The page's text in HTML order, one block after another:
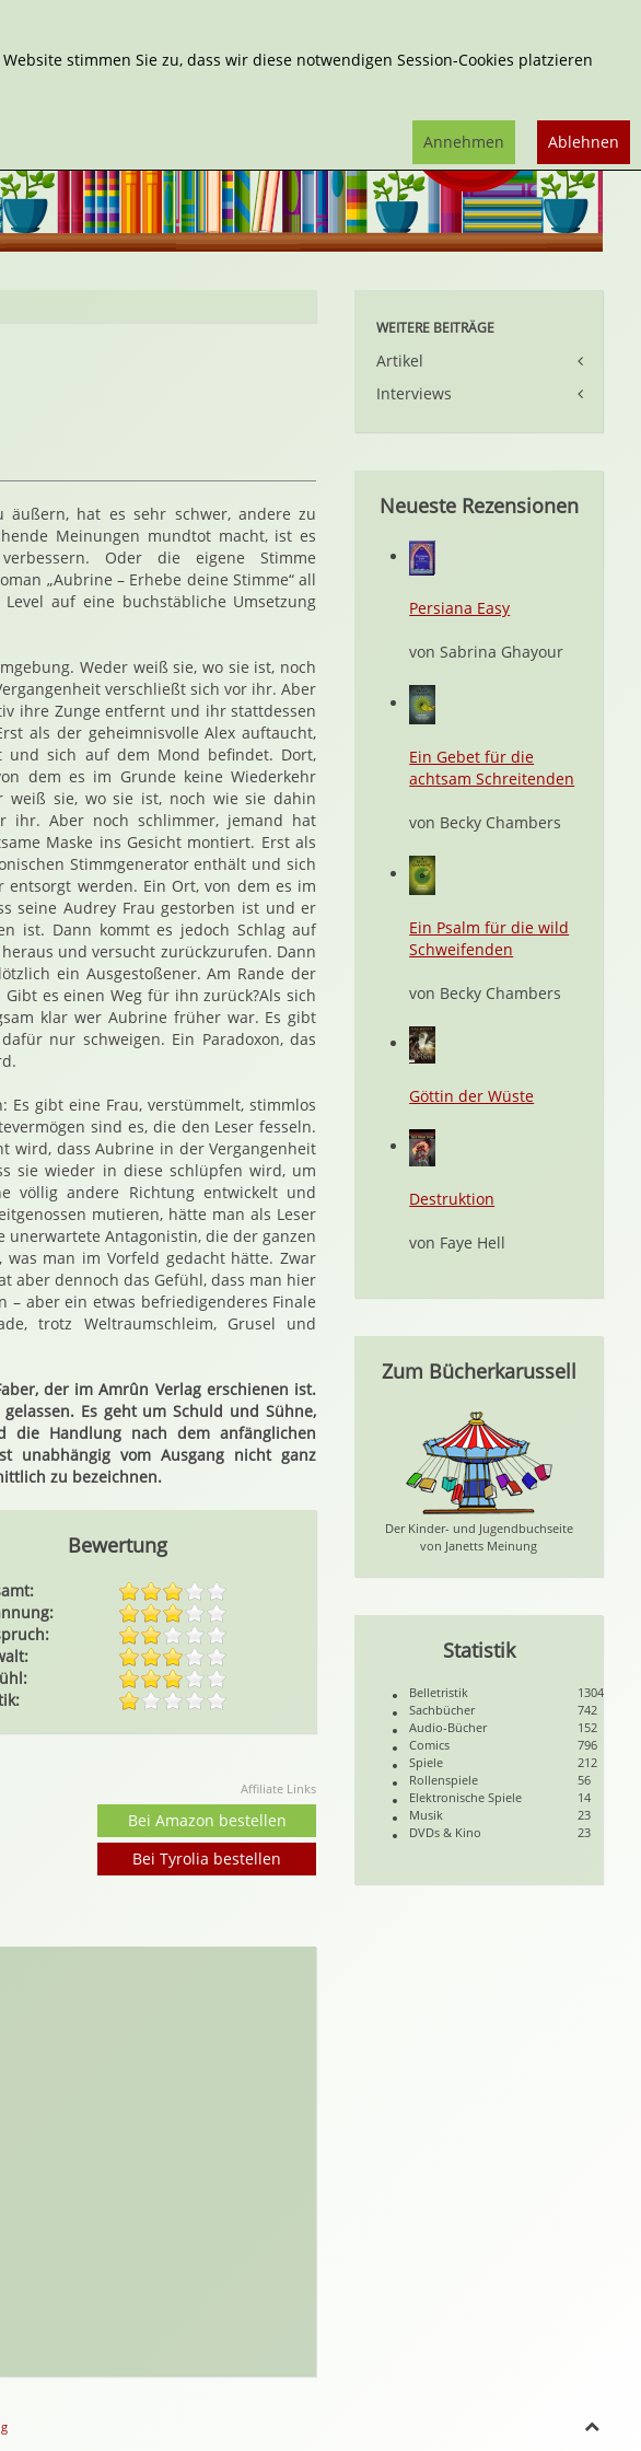
hat es sehr schwer, andere zu
Meinungen mundtot macht, ist es
Oder die eigene Stimme
„Aubrine – Erhebe deine Stimme“ all
auf eine buchstäbliche Umsetzung
Weder weiß sie, wo sie ist, noch
verschließt sich vor ihr. Aber
ihre Zunge entfernt und ihr stattdessen
als der geheimnisvolle Alex auftaucht,
und sich auf dem Mond befindet. Dort,
dem es im Grunde keine Wiederkehr
weiß sie, wo sie ist, noch wie sie dahin
ihr. Aber noch schlimmer, jemand hat
Maske ins Gesicht montiert. Erst als
Stimmgenerator enthält und sich
werden. Ein Ort, von dem es im
seine Audrey Frau gestorben ist und er
ist. Dann kommt es jedoch Schlag auf
und versucht zurückzurufen. Dann
ein Ausgestoßener. Am Rande der
es einen Weg für ihn zurück?Als sich
klar wer Aubrine früher war. Es gibt
nur schweigen. Ein Paradoxon, das
Es gibt eine Frau, verstümmelt, stimmlos
sind es, die den Leser fesseln.
wird, dass Aubrine in der Vergangenheit
sie wieder in diese schlüpfen wird, um
völlig andere Richtung entwickelt und
mutieren, hätte man als Leser
unerwartete Antagonistin, die der ganzen
man im Vorfeld gedacht hätte. Zwar
aber dennoch das Gefühl, dass man hier
aber ein etwas befriedigenderes Finale
trotz Weltraumschleim, Grusel und
der im Amrûn Verlag erschienen ist.
Es geht um Schuld und Sühne,
die Handlung nach dem anfänglichen
unabhängig vom Ausgang nicht ganz
zu bezeichnen.
Bewertung
Affiliate Links
Bei Amazon bestellen
Bei Tyrolia bestellen
WEITERE BEITRÄGE
Artikel
Interviews
Neueste Rezensionen
Persiana Easy
von Sabrina Ghayour
Ein Gebet für die
achtsam Schreitenden
von Becky Chambers
Ein Psalm für die wild
Schweifenden
von Becky Chambers
Göttin der Wüste
Destruktion
von Faye Hell
Zum Bücherkarussell
Der Kinder- und Jugendbuchseite
von Janetts Meinung
Statistik
Belletristik
1304
Sachbücher
742
Audio-Bücher
152
Comics
796
Spiele
212
Rollenspiele
56
Elektronische Spiele
14
Musik
23
DVDs & Kino
23
stimmen Sie zu, dass wir diese notwendigen Session-Cookies platzieren
Ablehnen
Annehmen